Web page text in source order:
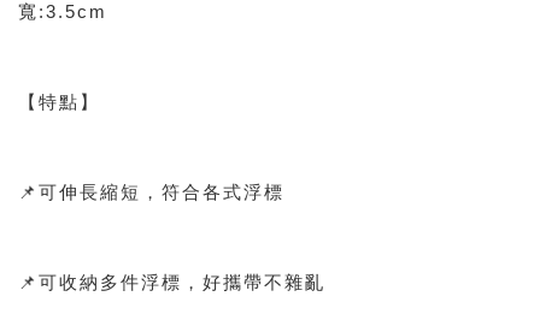
寬:3.5cm
【特點】
📌可伸長縮短，符合各式浮標
📌可收納多件浮標，好攜帶不雜亂